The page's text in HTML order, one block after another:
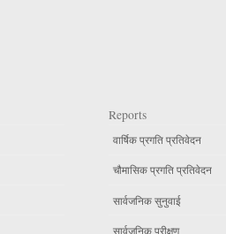
Reports
वार्षिक प्रगति प्रतिवेदन
चौमासिक प्रगति प्रतिवेदन
सार्वजनिक सुनुवाई
सार्वजनिक परीक्षण